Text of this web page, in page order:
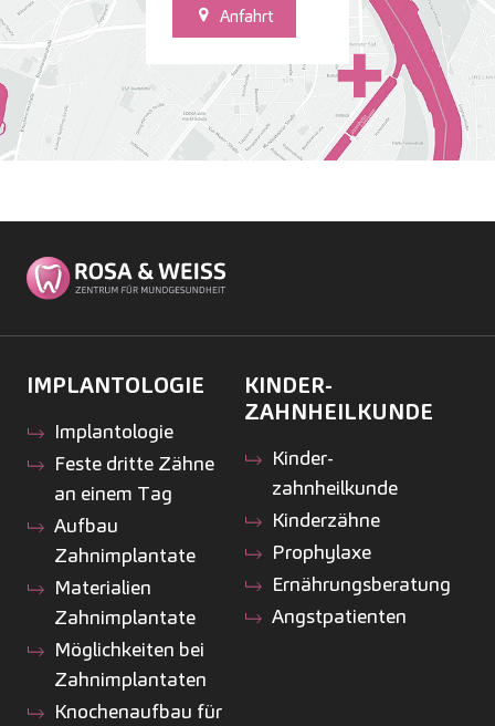
Anfahrt
IMPLANTOLOGIE
Implantologie
Feste dritte Zähne
an einem Tag
Aufbau
Zahnimplantate
Materialien
Zahnimplantate
Möglichkeiten bei
Zahnimplantaten
Knochenaufbau für
KINDER­
ZAHNHEILKUNDE
Kinder­
zahnheilkunde
Kinderzähne
Prophylaxe
Ernährungsberatung
Angstpatienten